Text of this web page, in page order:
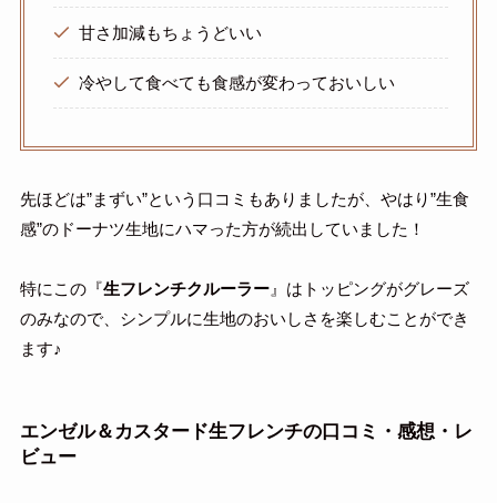
甘さ加減もちょうどいい
冷やして食べても食感が変わっておいしい
先ほどは”まずい”という口コミもありましたが、やはり”生食
感”のドーナツ生地にハマった方が続出していました！
特にこの『生フレンチクルーラー』はトッピングがグレーズ
のみなので、シンプルに生地のおいしさを楽しむことができ
ます♪
エンゼル＆カスタード生フレンチの口コミ・感想・レ
ビュー